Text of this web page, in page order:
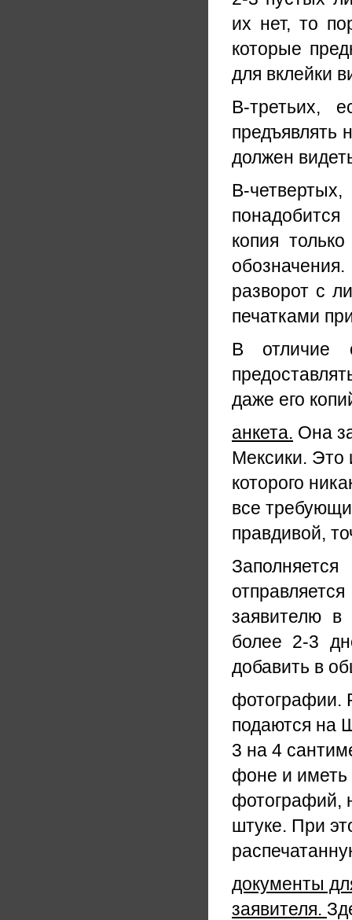
их нет, то
которые
для вклейки
В-третьих,
предъявлять
должен
В-
копия
разворот с
печатками
В отличие
даже его
анкета. Она
Мексики. Это
которого
все
правдивой,
заявителю в
более 2-3
добавить в
фотографии.
подаются на
3 на 4
фоне и иметь
фотографий,
штуке. При
документы
заявителя.